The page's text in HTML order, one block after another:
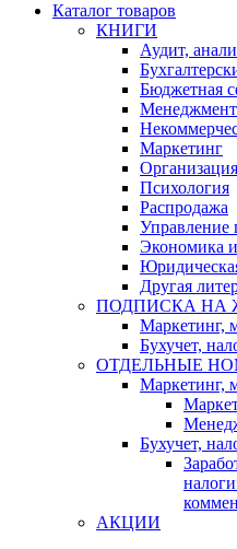
Каталог товаров
КНИГИ
Аудит,
Бюджетная
Менеджмент
Маркетинг
Психология
Распродажа
Управление
Экономика
Другая
ПОДПИСКА НА
Маркетинг,
Бухучет,
ОТДЕЛЬНЫЕ
Маркетинг,
Бухучет,
АКЦИИ